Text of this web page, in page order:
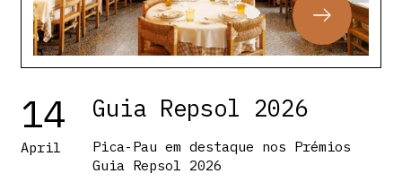
14
April
Guia Repsol 2026
Pica-Pau em destaque nos Prémios
Guia Repsol 2026